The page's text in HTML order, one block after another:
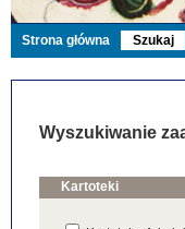
Strona główna Szukaj
Wyszukiwanie
Kartoteki